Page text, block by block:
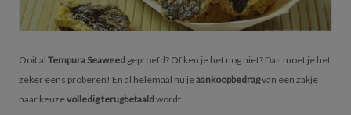
Ooit al Tempura Seaweed geproefd? Of ken je het nog niet? Dan moet je het
zeker eens proberen! En al helemaal nu jeaankoopbedragvan een zakje
naar keuzevolledig terugbetaald wordt.